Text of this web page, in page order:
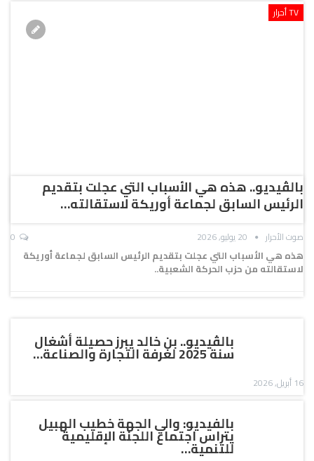
TV أحرار
بالڤيديو.. هذه هي الأسباب التي عجلت بتقديم
الرئيس السابق لجماعة أوريكة لاستقالته…
صوت الأحرار 20 يوليو, 2026
هذه هي الأسباب التي عجلت بتقديم الرئيس السابق لجماعة أوريكة
لاستقالته من حزب الحركة الشعبية..
بالڤيديو.. بن خالد يبرز حصيلة أشغال
سنة 2025 لغرفة التجارة والصناعة…
16 أبريل, 2026
بالفيديو: والي الجهة خطيب الهبيل
يتراس اجتماع اللجنة الإقليمية
للتنمية…